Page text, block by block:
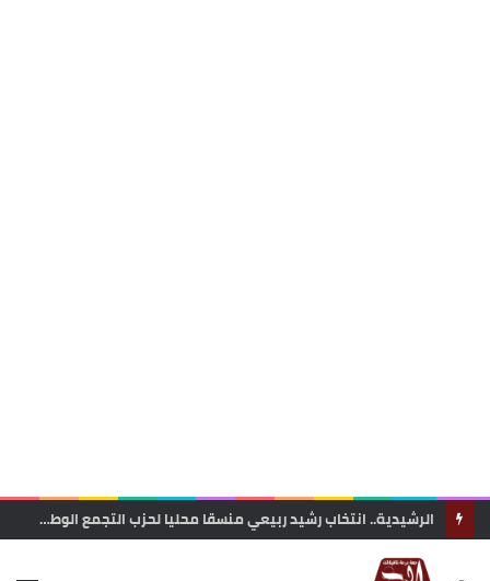
الرشيدية.. انتخاب رشيد ربيعي منسقا محليا لحزب التجمع الوطني للأحرار بجماعة الرتب